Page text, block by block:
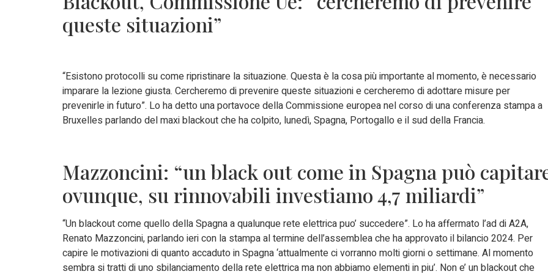
queste situazioni”
“Esistono protocolli su come ripristinare la situazione. Questa è la cosa più importante al momento, è necessario
imparare la lezione giusta. Cercheremo di prevenire queste situazioni e cercheremo di adottare misure per
prevenirle in futuro”. Lo ha detto una portavoce della Commissione europea nel corso di una conferenza stampa a
Bruxelles parlando del maxi blackout che ha colpito, lunedì, Spagna, Portogallo e il sud della Francia.
Mazzoncini: “un black out come in Spagna può
ovunque, su rinnovabili investiamo 4,7 miliardi”
“Un blackout come quello della Spagna a qualunque rete elettrica puo’ succedere”. Lo ha affermato l’ad di A2A,
Renato Mazzoncini, parlando ieri con la stampa al termine dell’assemblea che ha approvato il bilancio 2024. Per
capire le motivazioni di quanto accaduto in Spagna ‘attualmente ci vorranno molti giorni o settimane. Al momento
sembra si tratti di uno sbilanciamento della rete elettrica ma non abbiamo elementi in piu’. Non e’ un blackout che